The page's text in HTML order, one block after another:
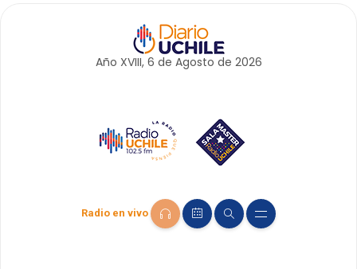
Año XVIII, 6 de Agosto de 2026
Radio en vivo